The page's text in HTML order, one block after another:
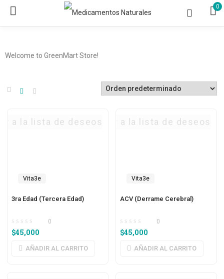
0
Welcome to GreenMart Store!
Vita3e
a la lista de deseos
3ra Edad (Tercera Edad)
0
$45,000
AÑADIR AL CARRITO
Vita3e
Agregar a la lista de deseos
ACV (Derrame Cerebral)
0
$45,000
AÑADIR AL CARRITO